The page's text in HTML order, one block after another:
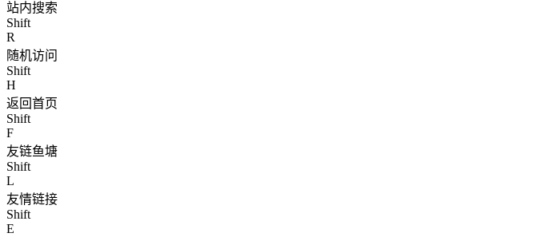
站内搜索
Shift
R
随机访问
Shift
H
返回首页
Shift
F
友链鱼塘
Shift
L
友情链接
Shift
E